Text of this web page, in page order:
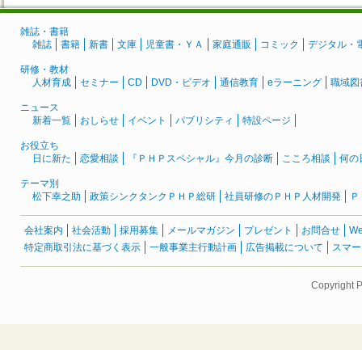
雑誌・書籍
雑誌
書籍 新書 文庫 児童書・ＹＡ 家庭通販 コミック デジタル・
研修・教材
人材育成
セミナー CD DVD・ビデオ 通信教育 eラーニング 職域図
ニュース
新着一覧
おしらせ イベント パブリシティ 特設ページ
お役立ち
日に新た
恋愛相談 『ＰＨＰスペシャル』今月の診断 こころ相談 何の
テーマ別
松下幸之助
政策シンクタンクＰＨＰ総研 社員研修のＰＨＰ人材開発
会社案内 社会活動 採用募集 メールマガジン プレゼント お問合せ
特定商取引法に基づく表示
一般事業主行動計画 広告掲載について スマ
Copyright